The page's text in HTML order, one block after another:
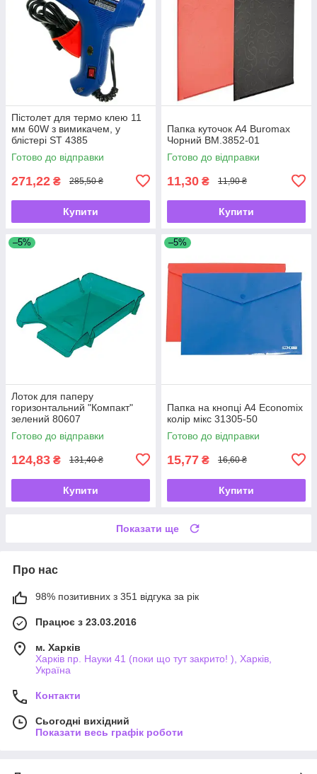
Пістолет для термо клею 11
мм 60W з вимикачем, у
блістері ST 4385
Готово до відправки
271,22 ₴ 285,50 ₴
Купити
Папка куточок А4 Buromax
Чорний BM.3852-01
Готово до відправки
11,30 ₴ 11,90 ₴
Купити
–5%
Лоток для паперу
горизонтальний "Компакт"
зелений 80607
Готово до відправки
124,83 ₴ 131,40 ₴
Купити
–5%
Папка на кнопці А4 Economix
колір мікс 31305-50
Готово до відправки
15,77 ₴ 16,60 ₴
Купити
Показати ще
Про нас
98% позитивних з 351 відгука за рік
Працює з 23.03.2016
м. Харків
Харків пр. Науки 41 (поки що тут закрито! ), Харків,
Україна
Контакти
Сьогодні вихідний
Показати весь графік роботи